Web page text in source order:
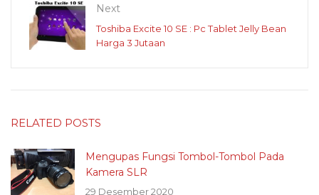
Next
Toshiba Excite 10 SE : Pc Tablet Jelly Bean
Harga 3 Jutaan
RELATED POSTS
Mengupas Fungsi Tombol-Tombol Pada
Kamera SLR
29 Desember 2020